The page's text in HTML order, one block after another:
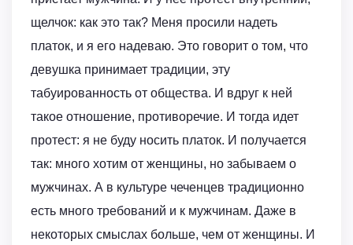
щелчок: как это так? Меня просили надеть
платок, и я его надеваю. Это говорит о том, что
девушка принимает традиции, эту
табуированность от общества. И вдруг к ней
такое отношение, противоречие. И тогда идет
протест: я не буду носить платок. И получается
так: много хотим от женщины, но забываем о
мужчинах. А в культуре чеченцев традиционно
есть много требований и к мужчинам. Даже в
некоторых смыслах больше, чем от женщины. И